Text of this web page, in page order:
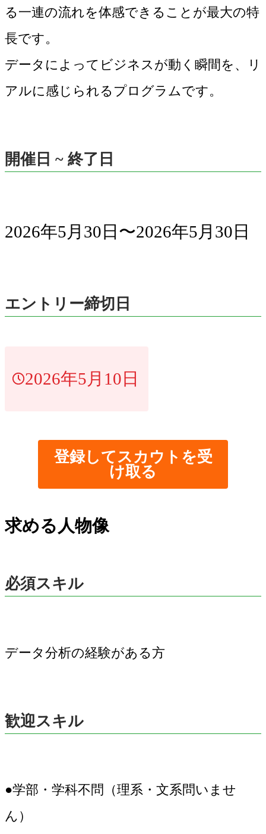
る一連の流れを体感できることが最大の特
長です。
データによってビジネスが動く瞬間を、リ
アルに感じられるプログラムです。
開催日 ~ 終了日
2026年5月30日〜2026年5月30日
エントリー締切日
2026年5月10日
登録してスカウトを受
け取る
求める人物像
必須スキル
データ分析の経験がある方
歓迎スキル
●学部・学科不問（理系・文系問いませ
ん）